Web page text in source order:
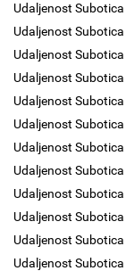
Udaljenost
Udaljenost
Udaljenost
Udaljenost
Udaljenost
Udaljenost
Udaljenost
Udaljenost
Udaljenost
Udaljenost
Udaljenost
Udaljenost